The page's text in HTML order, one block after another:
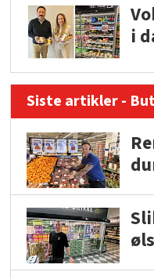
i
Siste artikler -